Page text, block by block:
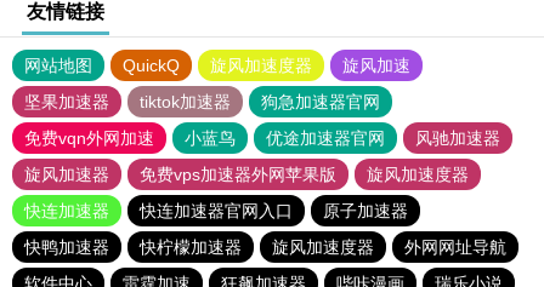
友情链接
网站地图 QuickQ 旋风加速度器
旋风加速
坚果加速器
tiktok加速器
狗急加速器官网
免费vqn外网加速
小蓝鸟 优途加速器官网
风驰加速器
旋风加速器
免费vps加速器外网苹果版
旋风加速度器
快连加速器
快连加速器官网入口
原子加速器
快鸭加速器
快柠檬加速器 旋风加速度器
外网网址导航